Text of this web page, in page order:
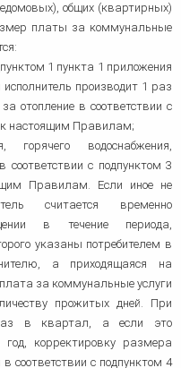
общих (квартирных)
платы за коммунальные
1 пункта 1 приложения
производит 1 раз
отопление в соответствии с
к настоящим Правилам;
горячего водоснабжения,
соответствии с подпунктом 3
Правилам. Если иное не
считается временно
в течение периода,
указаны потребителем в
а приходящаяся на
за коммунальные услуги
прожитых дней. При
в квартал, а если это
корректировку размера
соответствии с подпунктом 4